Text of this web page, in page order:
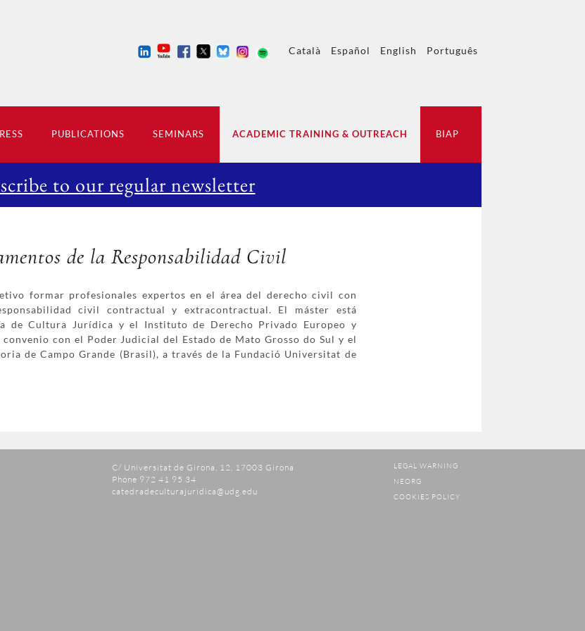
Català Español English Português
PUBLICATIONS SEMINARS ACADEMIC TRAINING & OUTREACH BIAP
to our regular newsletter
de la Responsabilidad Civil
formar profesionales expertos en el área del derecho civil con
civil contractual y extracontractual. El máster está
de Cultura Jurídica y el Instituto de Derecho Privado Europeo y
con el Poder Judicial del Estado de Mato Grosso do Sul y el
de Campo Grande (Brasil), a través de la Fundació Universitat de
C/ Universitat de Girona, 12, 17003 Girona
Phone 972 41 95 34
catedradeculturajuridica@udg.edu
LEGAL WARNING
NEORG
COOKIES POLICY